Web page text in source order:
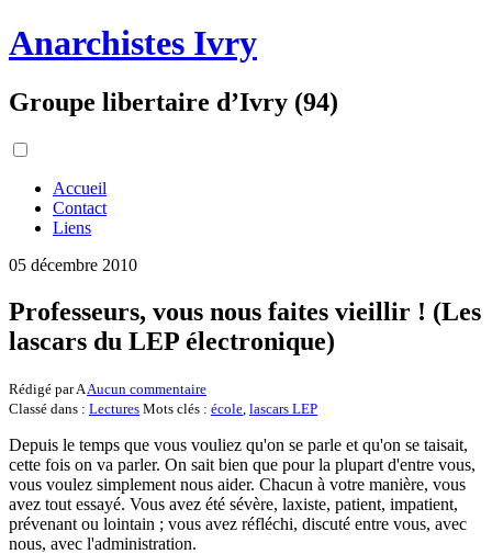
Anarchistes Ivry
Groupe libertaire d’Ivry (94)
Accueil
Contact
Liens
05 décembre 2010
Professeurs, vous nous faites vieillir ! (Les
lascars du LEP électronique)
Rédigé par A Aucun commentaire
Classé dans : Lectures Mots clés : école lascars LEP
Depuis le temps que vous vouliez qu'on se parle et qu'on se taisait,
cette fois on va parler. On sait bien que pour la plupart d'entre vous,
vous voulez simplement nous aider. Chacun à votre manière, vous
avez tout essayé. Vous avez été sévère, laxiste, patient, impatient,
prévenant ou lointain ; vous avez réfléchi, discuté entre vous, avec
nous, avec l'administration.